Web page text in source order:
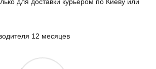
12 месяцев